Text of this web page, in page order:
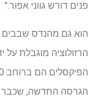
פנים דורש גווני אפור."
הוא גם מהנדס שבבים
הרזולוציה מוגבלת על
הגרסה החדשה, שכבר